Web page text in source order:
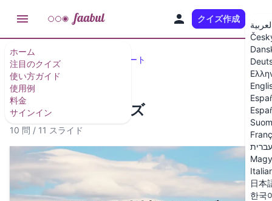
ホーム
注目のクイズ
使い方ガイド
使用例
料金
サインイン
クイズ作成
עברית
日本
한국
注目のクイズとクイズテンプレート
アメリカ州都クイズ
10 問 / 11 スライド